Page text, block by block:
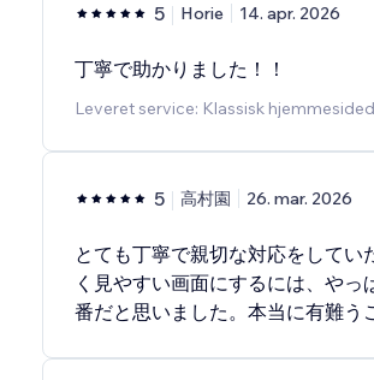
5 Horie 14. apr. 2026
丁寧で助かりました！！
Leveret service: Klassisk
5 高村園 26. mar. 2026
とても丁寧で親切な対応をしてい
く見やすい画面にするには、や
番だと思いました。本当に有難う